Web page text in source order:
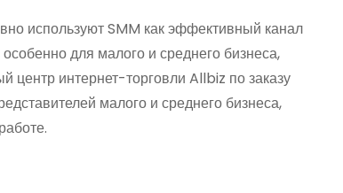
используют SMM как эффективный канал
для малого и среднего бизнеса,
центр интернет-торговли Allbiz по заказу
малого и среднего бизнеса,